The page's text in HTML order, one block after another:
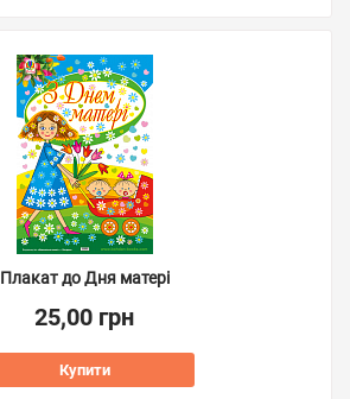
Плакат до Дня матері
25,00 грн
Купити